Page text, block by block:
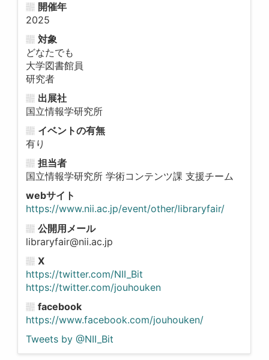
開催年
2025
対象
どなたでも
大学図書館員
研究者
出展社
国立情報学研究所
イベントの有無
有り
担当者
国立情報学研究所 学術コンテンツ課 支援チーム
webサイト
https://www.nii.ac.jp/event/other/libraryfair/
公開用メール
libraryfair@nii.ac.jp
X
https://twitter.com/NII_Bit
https://twitter.com/jouhouken
facebook
https://www.facebook.com/jouhouken/
Tweets by @NII_Bit